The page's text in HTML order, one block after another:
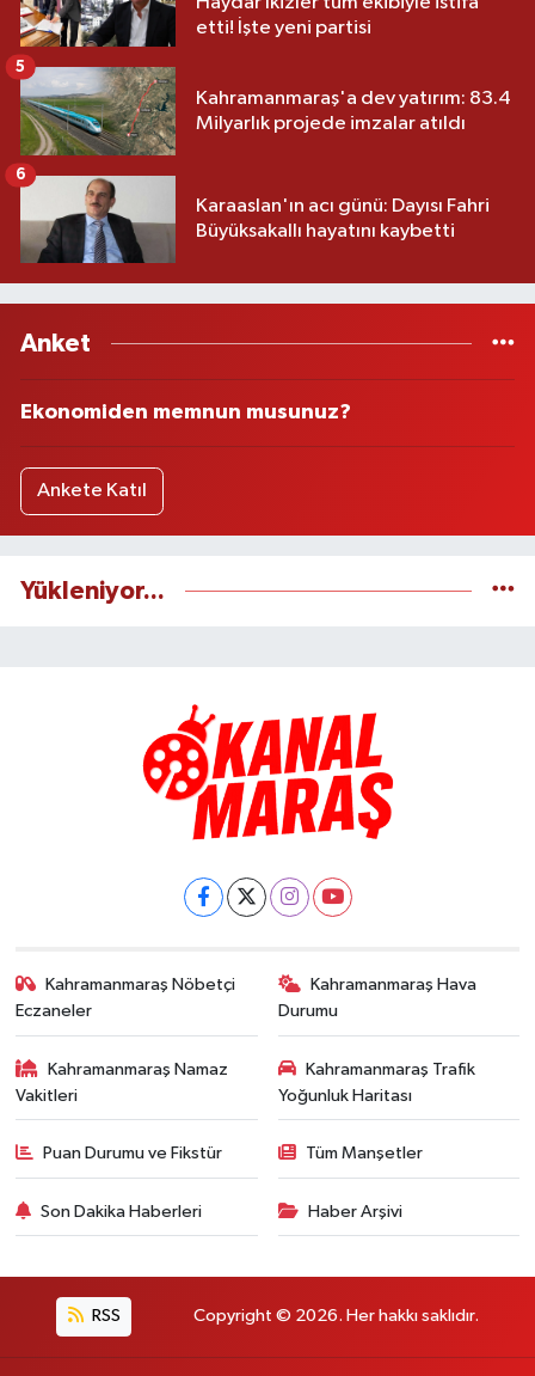
etti! İşte yeni partisi
Kahramanmaraş'a dev yatırım: 83.4
Milyarlık projede imzalar atıldı
5
Karaaslan'ın acı günü: Dayısı Fahri
Büyüksakallı hayatını kaybetti
6
Anket
Ekonomiden memnun musunuz?
Ankete Katıl
Yükleniyor...
Kahramanmaraş Nöbetçi
Eczaneler
Kahramanmaraş Hava
Durumu
Kahramanmaraş Namaz
Vakitleri
Kahramanmaraş Trafik
Yoğunluk Haritası
Puan Durumu ve Fikstür Tüm Manşetler
Son Dakika Haberleri Haber Arşivi
RSS Copyright © 2026. Her hakkı saklıdır.